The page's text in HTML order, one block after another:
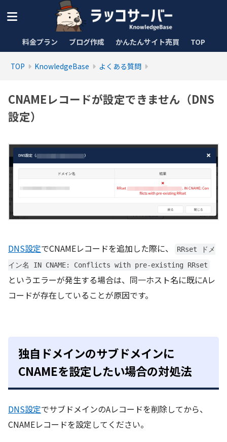
料金プラン ブログ作成 かんたんサイト売買 TOP
TOP KnowledgeBase よくある質問
CNAMEレコードが設定できません（DNS
設定）
DNS設定でCNAMEレコードを追加した際に、
RRset ドメ
イン名 IN CNAME: Conflicts with pre-existing RRset
というエラーが発生する場合は、同一ホスト名に既にAレ
コードが存在していることが原因です。
独自ドメインのサブドメインに
CNAMEを設定したい場合の対処法
DNS設定でサブドメインのAレコードを削除してから、
CNAMEレコードを設定してください。